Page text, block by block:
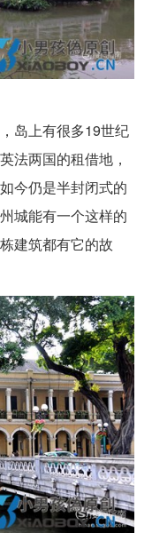
岛上有很多19世纪
法两国的租借地，
今仍是半封闭式的
城能有一个这样的
建筑都有它的故